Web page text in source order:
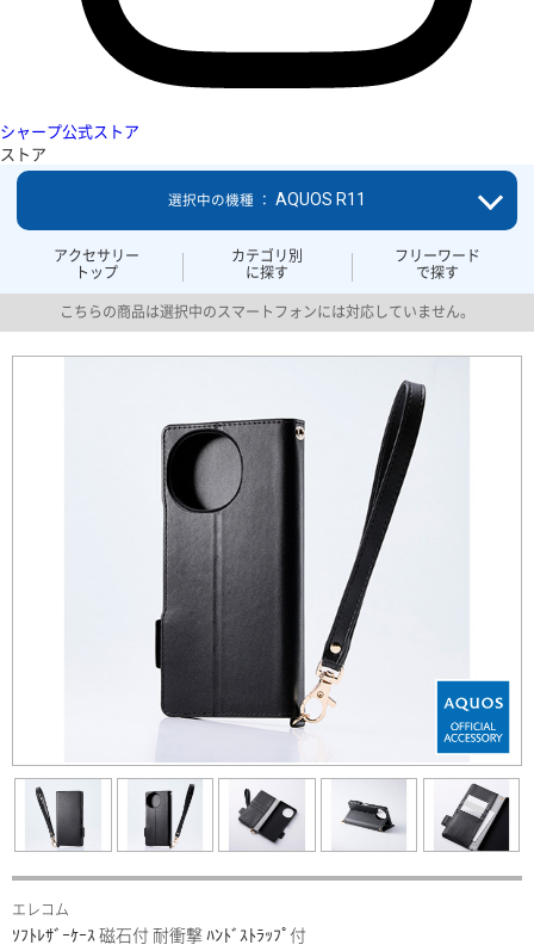
シャープ公式ストア
ストア
アクセサリー
トップ
カテゴリ別
に探す
フリーワード
で探す
選択中の機種 ： AQUOS R11
こちらの商品は選択中のスマートフォンには対応していません。
エレコム
ｿﾌﾄﾚｻﾞｰｹｰｽ 磁石付 耐衝撃 ﾊﾝﾄﾞｽﾄﾗｯﾌﾟ付